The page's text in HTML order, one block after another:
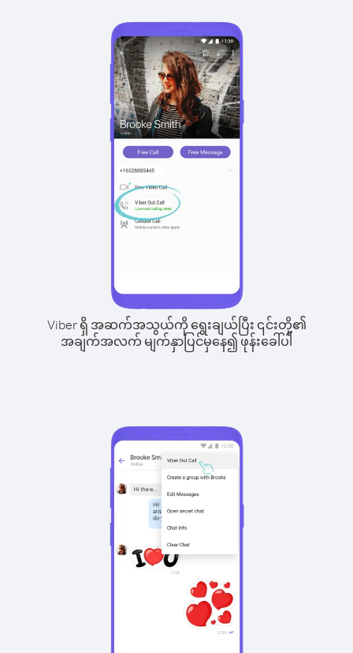
Viber ရှိ အဆက်အသွယ်ကို ရွေးချယ်ပြီး ၎င်းတို့၏
အချက်အလက် မျက်နှာပြင်မှနေ၍ ဖုန်းခေါ်ပါ